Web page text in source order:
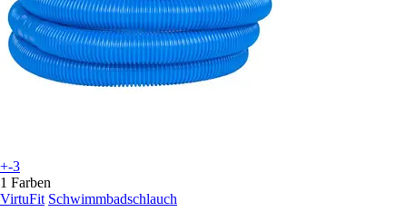
+-3
1 Farben
VirtuFit Schwimmbadschlauch